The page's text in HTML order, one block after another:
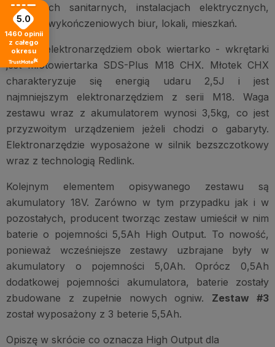
instalacjach sanitarnych, instalacjach elektrycznych,
pracach wykończeniowych biur, lokali, mieszkań.
Drugim elektronarzędziem obok wiertarko - wkrętarki
jest młotowiertarka SDS-Plus M18 CHX. Młotek CHX
charakteryzuje się energią udaru 2,5J i jest
najmniejszym elektronarzędziem z serii M18. Waga
zestawu wraz z akumulatorem wynosi 3,5kg, co jest
przyzwoitym urządzeniem jeżeli chodzi o gabaryty.
Elektronarzędzie wyposażone w silnik bezszczotkowy
wraz z technologią Redlink.
Kolejnym elementem opisywanego zestawu są
akumulatory 18V. Zarówno w tym przypadku jak i w
pozostałych, producent tworząc zestaw umieścił w nim
baterie o pojemności 5,5Ah High Output. To nowość,
ponieważ wcześniejsze zestawy uzbrajane były w
akumulatory o pojemności 5,0Ah. Oprócz 0,5Ah
dodatkowej pojemności akumulatora, baterie zostały
zbudowane z zupełnie nowych ogniw. Zestaw #3
został wyposażony z 3 beterie 5,5Ah.
Opiszę w skrócie co oznacza High Output dla
5.0
1460 opinii
z całego
okresu